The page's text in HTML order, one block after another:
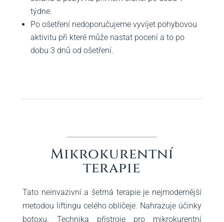
týdne.
Po ošetření nedoporučujeme vyvíjet pohybovou
aktivitu při které může nastat pocení a to po
dobu 3 dnů od ošetření.
Mikrokurentní
terapie
Tato neinvazivní a šetrná terapie je nejmodernější
metodou liftingu celého obličeje. Nahrazuje účinky
botoxu. Technika přístroje pro mikrokurentní